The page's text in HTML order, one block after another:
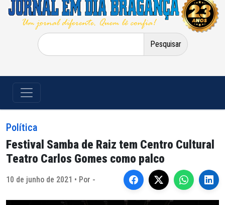
Pesquisar
por:
Política
Festival Samba de Raiz tem Centro Cultural
Teatro Carlos Gomes como palco
10 de junho de 2021 • Por -